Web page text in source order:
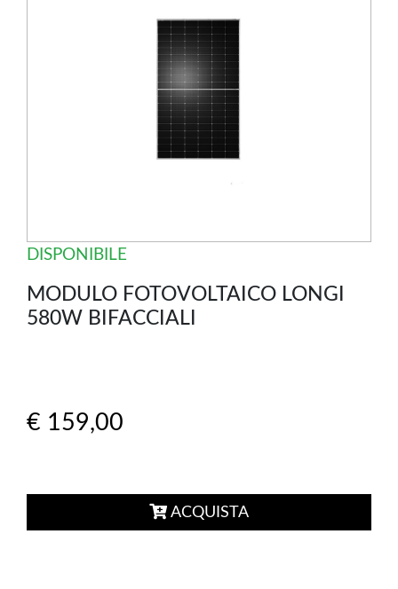
DISPONIBILE
MODULO FOTOVOLTAICO LONGI
580W BIFACCIALI
€ 159,00
ACQUISTA